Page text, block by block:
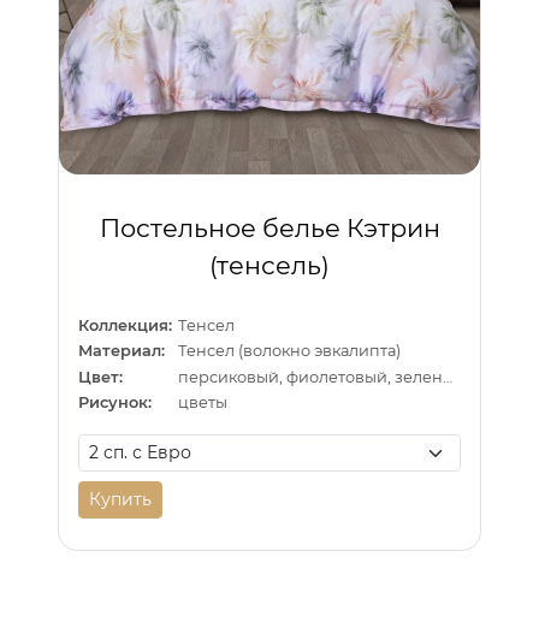
Постельное белье Кэтрин
(тенсель)
Коллекция: Тенсел
Материал:
Тенсел (волокно эвкалипта)
Цвет:
Рисунок:
цветы
Купить